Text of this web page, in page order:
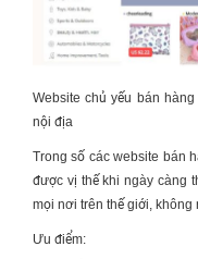
Website chủ yếu bán
nội địa
Trong số các website bán
được vị thế khi ngày càng
mọi nơi trên thế giới, không
Ưu điểm: